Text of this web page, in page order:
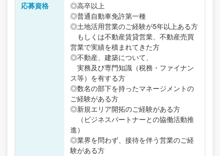
応募資格
◎高卒以上
◎普通自動車免許第一種
◎土地活用営業のご経験が5年以上ある方
もしくは不動産賃貸営業、不動産売買
営業で実績を積まれてきた方
◎不動産、建築について、
実務及び専門知識（税務・ファイナン
ス等）を有する方
◎数名の部下を持ったマネージメントの
ご経験がある方
◎新規エリア開拓のご経験がある方
（ビジネスパートナーとの協働活動推
進）
◎業界を問わず、接待を伴う営業のご経
験がある方